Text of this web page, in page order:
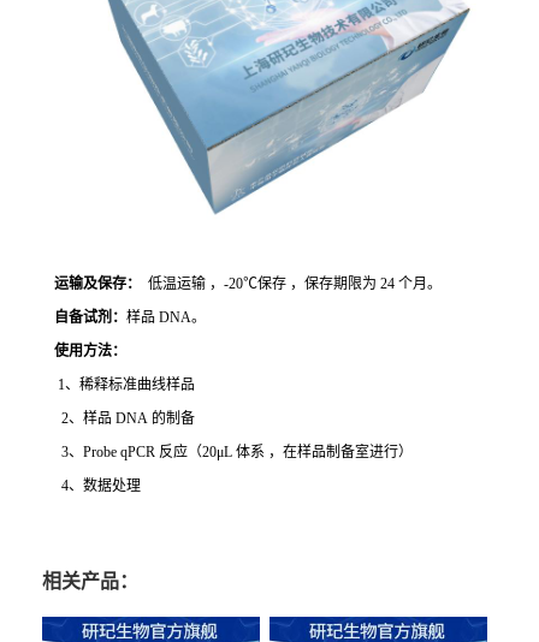
运输及保存：
低温运输 ，-20℃保存 ，保存期限为 24 个月。
自备试剂： 样品 DNA。
使用方法：
1、稀释标准曲线样品
2、样品 DNA 的制备
3、Probe qPCR 反应（20μL 体系 ，在样品制备室进行）
4、数据处理
相关产品：